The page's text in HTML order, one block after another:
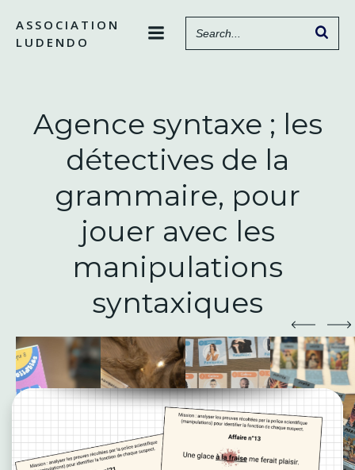
contenu
ASSOCIATION
LUDENDO
Agence syntaxe ; les
détectives de la
grammaire, pour
jouer avec les
manipulations
syntaxiques